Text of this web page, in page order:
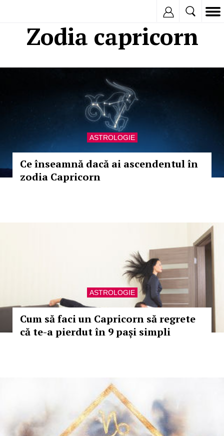
Zodia capricorn
ASTROLOGIE
Ce înseamnă dacă ai ascendentul în
zodia Capricorn
ASTROLOGIE
Cum să faci un Capricorn să regrete
că te-a pierdut în 9 pași simpli